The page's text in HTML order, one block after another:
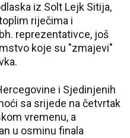
iz Solt Lejk Sitija,
riječima i
reprezentativce, još
koje su "zmajevi"
i Sjedinjenih
sa srijede na četvrtak
vremenu, a
u osminu finala